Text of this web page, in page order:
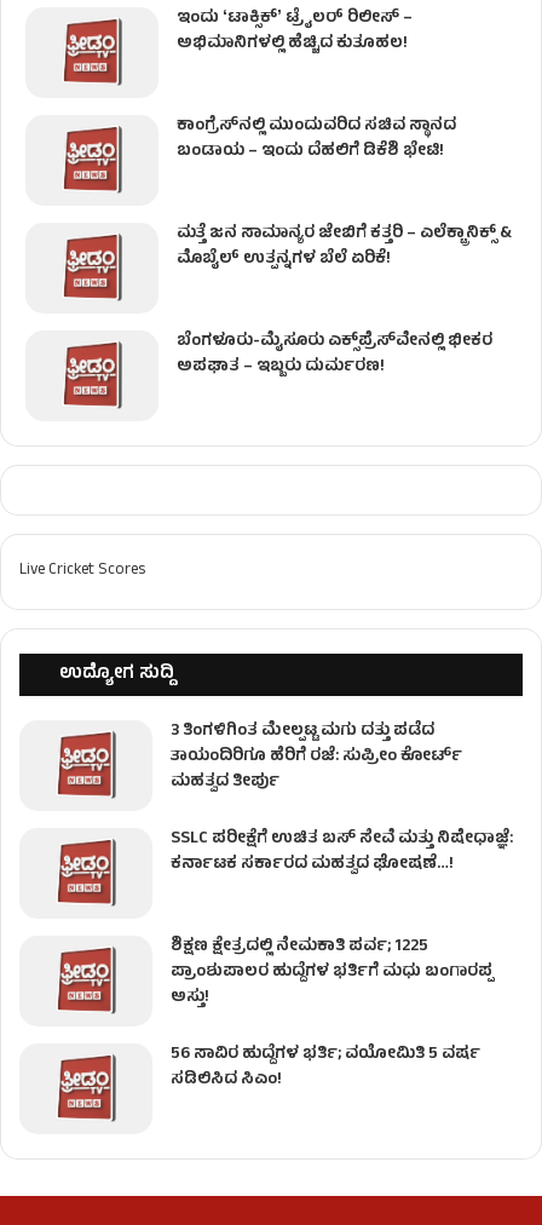
ಇಂದು ʻಟಾಕ್ಸಿಕ್ʼ ಟ್ರೈಲರ್ ರಿಲೀಸ್‌ –
ಅಭಿಮಾನಿಗಳಲ್ಲಿ ಹೆಚ್ಚಿದ ಕುತೂಹಲ!
ಕಾಂಗ್ರೆಸ್​ನಲ್ಲಿ ಮುಂದುವರಿದ ಸಚಿವ ಸ್ಥಾನದ
ಬಂಡಾಯ – ಇಂದು ದೆಹಲಿಗೆ ಡಿಕೆಶಿ ಭೇಟಿ!
ಮತ್ತೆ ಜನ ಸಾಮಾನ್ಯರ ಜೇಬಿಗೆ ಕತ್ತರಿ – ಎಲೆಕ್ಟ್ರಾನಿಕ್ಸ್ &
ಮೊಬೈಲ್ ಉತ್ಪನ್ನಗಳ ಬೆಲೆ ಏರಿಕೆ!
ಬೆಂಗಳೂರು-ಮೈಸೂರು ಎಕ್ಸ್‌ಪ್ರೆಸ್‌ವೇನಲ್ಲಿ ಭೀಕರ
ಅಪಘಾತ – ಇಬ್ಬರು ದುರ್ಮರಣ!
Live Cricket Scores
ಉದ್ಯೋಗ ಸುದ್ದಿ
3 ತಿಂಗಳಿಗಿಂತ ಮೇಲ್ಪಟ್ಟ ಮಗು ದತ್ತು ಪಡೆದ
ತಾಯಂದಿರಿಗೂ ಹೆರಿಗೆ ರಜೆ: ಸುಪ್ರೀಂ ಕೋರ್ಟ್
ಮಹತ್ವದ ತೀರ್ಪು
SSLC ಪರೀಕ್ಷೆಗೆ ಉಚಿತ ಬಸ್ ಸೇವೆ ಮತ್ತು ನಿಷೇಧಾಜ್ಞೆ:
ಕರ್ನಾಟಕ ಸರ್ಕಾರದ ಮಹತ್ವದ ಘೋಷಣೆ…!
ಶಿಕ್ಷಣ ಕ್ಷೇತ್ರದಲ್ಲಿ ನೇಮಕಾತಿ ಪರ್ವ; 1225
ಪ್ರಾಂಶುಪಾಲರ ಹುದ್ದೆಗಳ ಭರ್ತಿಗೆ ಮಧು ಬಂಗಾರಪ್ಪ
ಅಸ್ತು!
56 ಸಾವಿರ ಹುದ್ದೆಗಳ ಭರ್ತಿ; ವಯೋಮಿತಿ 5 ವರ್ಷ
ಸಡಿಲಿಸಿದ ಸಿಎಂ!